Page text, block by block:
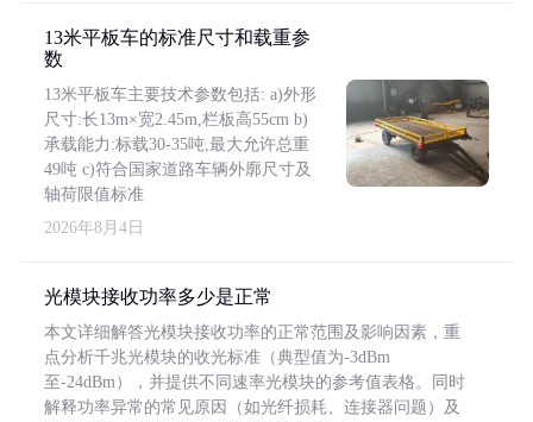
13米平板车的标准尺寸和载重参
数
13米平板车主要技术参数包括: a)外形
尺寸:长13m×宽2.45m,栏板高55cm b)
承载能力:标载30-35吨,最大允许总重
49吨 c)符合国家道路车辆外廓尺寸及
轴荷限值标准
2026年8月4日
光模块接收功率多少是正常
本文详细解答光模块接收功率的正常范围及影响因素，重
点分析千兆光模块的收光标准（典型值为-3dBm
至-24dBm），并提供不同速率光模块的参考值表格。同时
解释功率异常的常见原因（如光纤损耗、连接器问题）及